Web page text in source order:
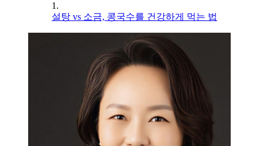
1.
설탕 vs 소금, 콩국수를 건강하게 먹는 법